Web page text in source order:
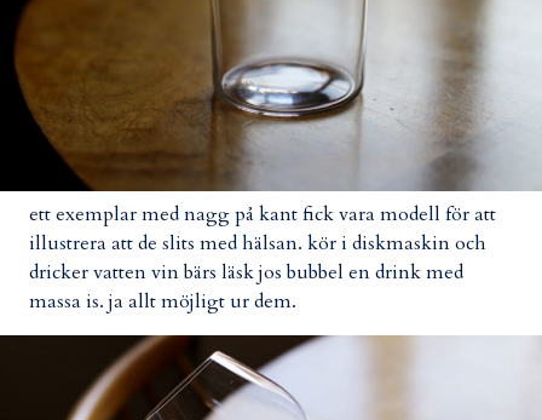
ett exemplar med nagg på kant fick vara modell för att
illustrera att de slits med hälsan. kör i diskmaskin och
dricker vatten vin bärs läsk jos bubbel en drink med
massa is. ja allt möjligt ur dem.